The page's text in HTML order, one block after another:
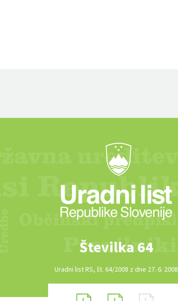
Številka 64
Uradni list RS, št. 64/2008 z dne 27. 6. 2008